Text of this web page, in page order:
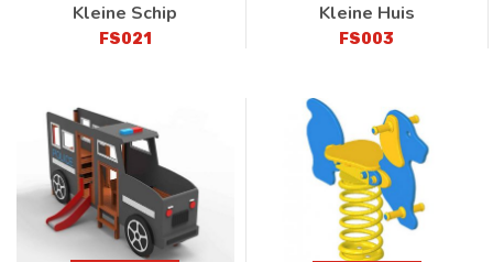
Kleine Schip
FS021
Kleine Huis
FS003